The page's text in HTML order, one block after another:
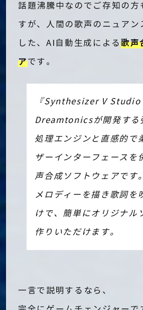
話題沸騰中なのでご存知の方
すが、人間の歌声のニュアン
した、AI自動生成による歌声
アです。
『Synthesizer V Studio
Dreamtonicsが開発する
処理エンジンと直感的で
ザーインターフェースを
声合成ソフトウェアです。
メロディーを描き歌詞を
けで、簡単にオリジナル
作りいただけます。
一言で説明するなら、